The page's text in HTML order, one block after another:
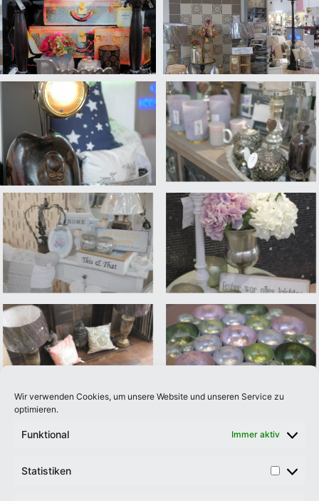
Wir verwenden Cookies, um unsere Website und unseren Service zu
optimieren.
Funktional Immer aktiv
Statistiken